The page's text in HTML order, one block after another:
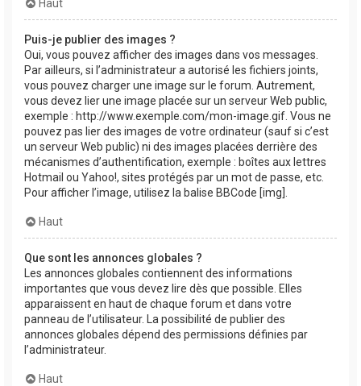
Haut
Puis-je publier des images ?
Oui, vous pouvez afficher des images dans vos messages.
Par ailleurs, si l’administrateur a autorisé les fichiers joints,
vous pouvez charger une image sur le forum. Autrement,
vous devez lier une image placée sur un serveur Web public,
exemple : http://www.exemple.com/mon-image.gif. Vous ne
pouvez pas lier des images de votre ordinateur (sauf si c’est
un serveur Web public) ni des images placées derrière des
mécanismes d’authentification, exemple : boîtes aux lettres
Hotmail ou Yahoo!, sites protégés par un mot de passe, etc.
Pour afficher l’image, utilisez la balise BBCode [img].
Haut
Que sont les annonces globales ?
Les annonces globales contiennent des informations
importantes que vous devez lire dès que possible. Elles
apparaissent en haut de chaque forum et dans votre
panneau de l’utilisateur. La possibilité de publier des
annonces globales dépend des permissions définies par
l’administrateur.
Haut